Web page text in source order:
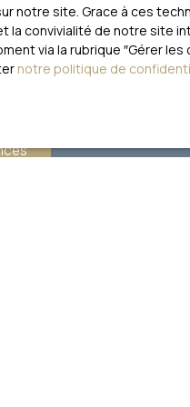
notre site. Grace à ces
convivialité de notre site
via la rubrique ″Gérer
notre politique de